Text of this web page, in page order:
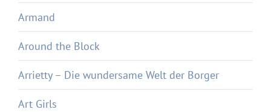
Armand
Around the Block
Arrietty – Die wundersame Welt der Borger
Art Girls